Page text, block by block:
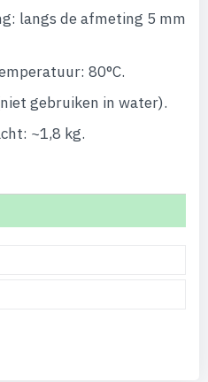
langs de afmeting 5 mm
80°C.
gebruiken in water).
~1,8 kg.